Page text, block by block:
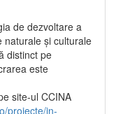
de dezvoltare a
naturale și culturale
distinct pe
este
site-ul CCINA
proiecte/in-